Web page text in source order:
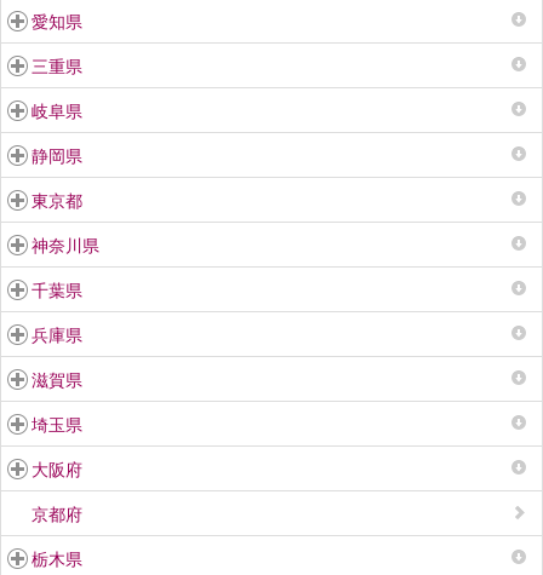
愛知県
三重県
岐阜県
静岡県
東京都
神奈川県
千葉県
兵庫県
滋賀県
埼玉県
大阪府
京都府
栃木県